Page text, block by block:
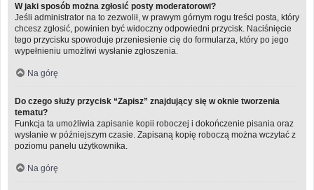
W jaki sposób można zgłosić posty moderatorowi?
Jeśli administrator na to zezwolił, w prawym górnym rogu treści posta, który
chcesz zgłosić, powinien być widoczny odpowiedni przycisk. Naciśnięcie
tego przycisku spowoduje przeniesienie cię do formularza, który po jego
wypełnieniu umożliwi wysłanie zgłoszenia.
Na górę
Do czego służy przycisk “Zapisz” znajdujący się w oknie tworzenia
tematu?
Funkcja ta umożliwia zapisanie kopii roboczej i dokończenie pisania oraz
wysłanie w późniejszym czasie. Zapisaną kopię roboczą można wczytać z
poziomu panelu użytkownika.
Na górę